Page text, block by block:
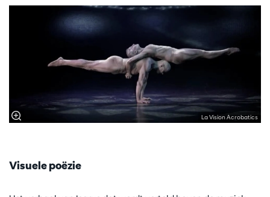
La Vision Acrobatics
Visuele poëzie